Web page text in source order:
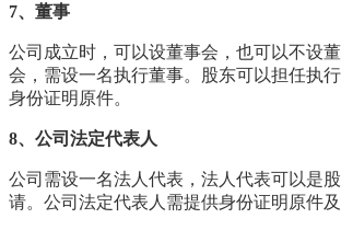
7、董事
公司成立时，可以设董事会，也可以不设
会，需设一名执行董事。股东可以担任执
身份证明原件。
8、公司法定代表人
公司需设一名法人代表，法人代表可以是
请。公司法定代表人需提供身份证明原件及